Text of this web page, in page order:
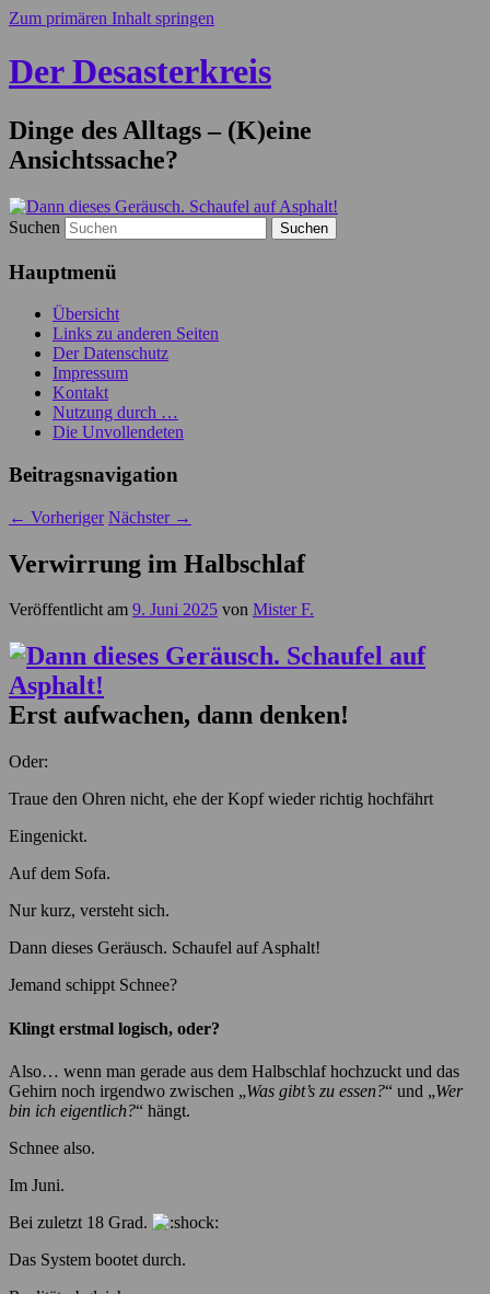
Zum primären Inhalt springen
Der Desasterkreis
Dinge des Alltags – (K)eine
Ansichtssache?
Suchen
Hauptmenü
Übersicht
Links zu anderen Seiten
Der Datenschutz
Impressum
Kontakt
Nutzung durch …
Die Unvollendeten
Beitragsnavigation
← Vorheriger Nächster →
Verwirrung im Halbschlaf
Veröffentlicht am 9. Juni 2025 von Mister F.
Erst aufwachen, dann denken!
Oder:
Traue den Ohren nicht, ehe der Kopf wieder richtig hochfährt
Eingenickt.
Auf dem Sofa.
Nur kurz, versteht sich.
Dann dieses Geräusch. Schaufel auf Asphalt!
Jemand schippt Schnee?
Klingt erstmal logisch, oder?
Also… wenn man gerade aus dem Halbschlaf hochzuckt und das
Gehirn noch irgendwo zwischen „Was gibt’s zu essen?“ und „Wer
bin ich eigentlich?“ hängt.
Schnee also.
Im Juni.
Bei zuletzt 18 Grad.
Das System bootet durch.